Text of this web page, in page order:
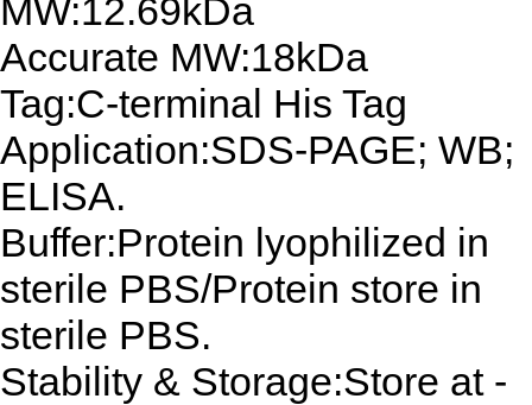
MW:12.69kDa
Accurate MW:18kDa
Tag:C-terminal His Tag
Application:SDS-PAGE; WB;
ELISA.
Buffer:Protein lyophilized in
sterile PBS/Protein store in
sterile PBS.
Stability & Storage:Store at -